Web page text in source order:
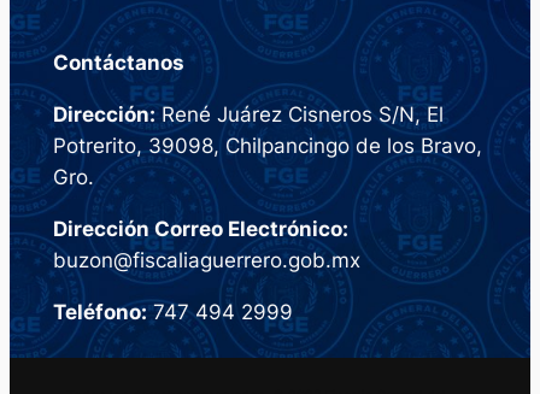
Contáctanos
Dirección: René Juárez Cisneros S/N, El
Potrerito, 39098, Chilpancingo de los Bravo,
Gro.
Dirección Correo Electrónico:
buzon@fiscaliaguerrero.gob.mx
Teléfono:747 494 2999